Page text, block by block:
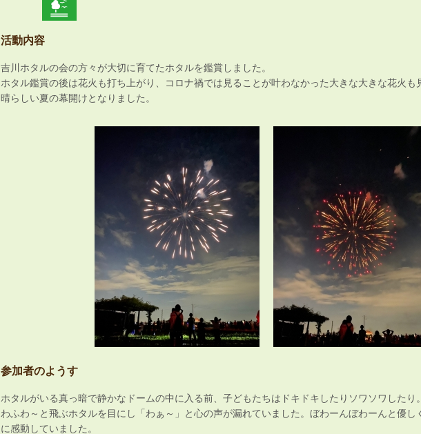
活動内容
吉川ホタルの会の方々が大切に育てたホタルを鑑賞しました。
ホタル鑑賞の後は花火も打ち上がり、コロナ禍では見ることが叶わなかった大きな大きな花火も
晴らしい夏の幕開けとなりました。
参加者のようす
ホタルがいる真っ暗で静かなドームの中に入る前、子どもたちはドキドキしたりソワソワしたり
わふわ～と飛ぶホタルを目にし「わぁ～」と心の声が漏れていました。ぼわーんぼわーんと優し
に感動していました。